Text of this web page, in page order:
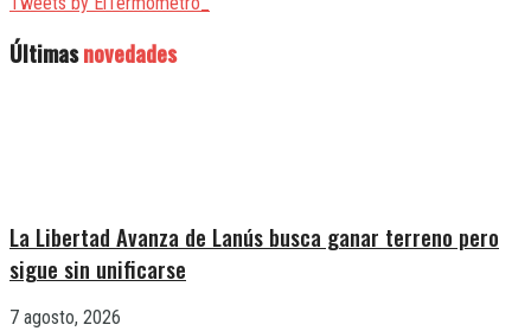
Últimasnovedades
La Libertad Avanza de Lanús busca ganar terreno pero
sigue sin unificarse
7 agosto, 2026